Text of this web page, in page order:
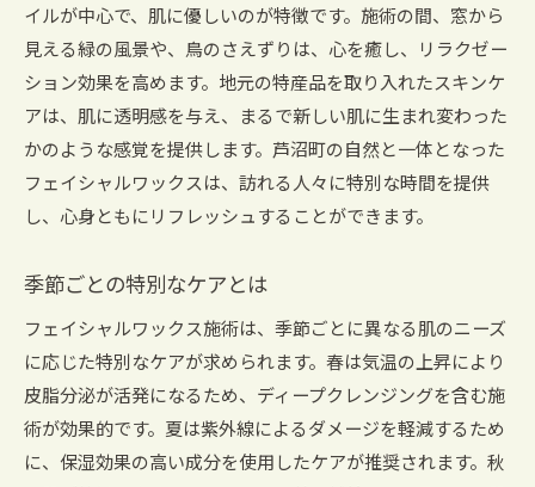
イルが中心で、肌に優しいのが特徴です。施術の間、窓から
見える緑の風景や、鳥のさえずりは、心を癒し、リラクゼー
ション効果を高めます。地元の特産品を取り入れたスキンケ
アは、肌に透明感を与え、まるで新しい肌に生まれ変わった
かのような感覚を提供します。芦沼町の自然と一体となった
フェイシャルワックスは、訪れる人々に特別な時間を提供
し、心身ともにリフレッシュすることができます。
季節ごとの特別なケアとは
フェイシャルワックス施術は、季節ごとに異なる肌のニーズ
に応じた特別なケアが求められます。春は気温の上昇により
皮脂分泌が活発になるため、ディープクレンジングを含む施
術が効果的です。夏は紫外線によるダメージを軽減するため
に、保湿効果の高い成分を使用したケアが推奨されます。秋